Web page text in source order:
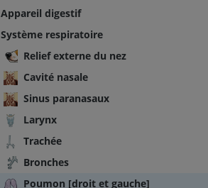
Appareil digestif
Système respiratoire
Relief externe du nez
Cavité nasale
Sinus paranasaux
Larynx
Trachée
Bronches
Poumon [droit et gauche]